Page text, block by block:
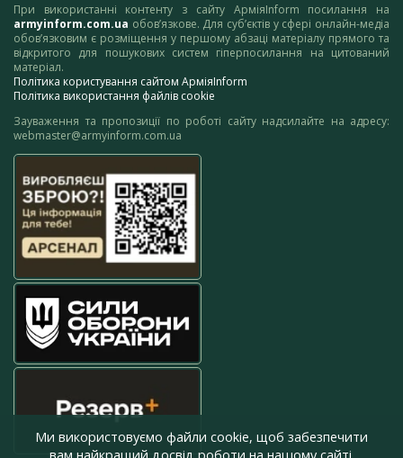
При використанні контенту з сайту АрміяInform посилання на
armyinform.com.ua обов’язкове. Для суб’єктів у сфері онлайн-медіа
обов’язковим є розміщення у першому абзаці матеріалу прямого та
відкритого для пошукових систем гіперпосилання на цитований
матеріал.
Політика користування сайтом АрміяInform
Політика використання файлів cookie
Зауваження та пропозиції по роботі сайту надсилайте на адресу:
webmaster@armyinform.com.ua
Ми використовуємо файли cookie, щоб забезпечити